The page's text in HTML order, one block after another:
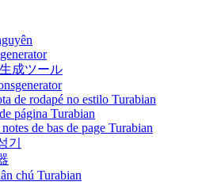
成ツール
de rodapé no estilo Turabian
página Turabian
de bas de page Turabian
기
chú Turabian